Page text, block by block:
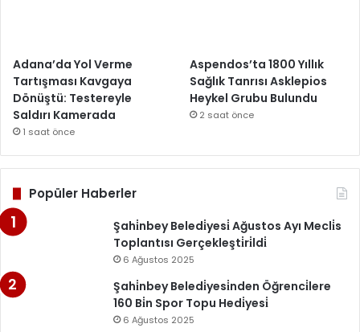
Adana’da Yol Verme
Tartışması Kavgaya
Dönüştü: Testereyle
Saldırı Kamerada
1 saat önce
Aspendos’ta 1800 Yıllık
Sağlık Tanrısı Asklepios
Heykel Grubu Bulundu
2 saat önce
Popüler Haberler
Şahi̇nbey Beledi̇yesi̇ Ağustos Ayı Mecli̇s
Toplantısı Gerçekleşti̇ri̇ldi̇
6 Ağustos 2025
Şahi̇nbey Beledi̇yesi̇nden Öğrenci̇lere
160 Bi̇n Spor Topu Hedi̇yesi̇
6 Ağustos 2025